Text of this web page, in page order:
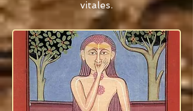
vitales.